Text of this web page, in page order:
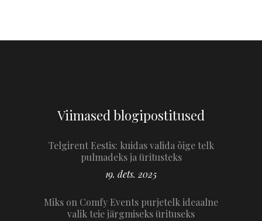
Viimased blogipostitused
Telgirent Eestis: kuidas valida õige telk
pulmadeks ja üritusteks
19. dets. 2025
Miks on Comfy Events purjetelk ideaalne
valik teie järgmiseks ürituseks